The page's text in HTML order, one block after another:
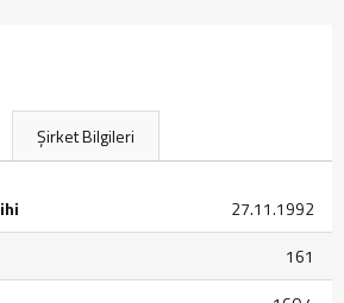
Şirket Bilgileri
27.11.1992
161